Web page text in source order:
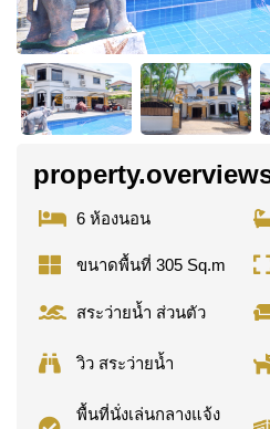
6 ห้องนอน
ขนาดพื้นที่ 305 Sq.m
สระว่ายน้ำ ส่วนตัว
วิว สระว่ายน้ำ
พื้นที่นั่งเล่นกลางแจ้ง